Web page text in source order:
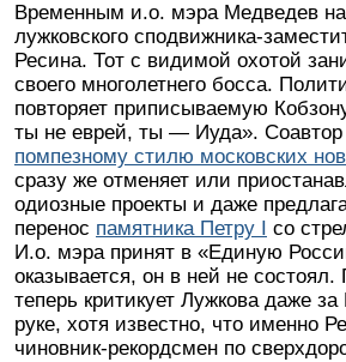
Временным и.о. мэра Медведев
лужковского сподвижника-
Ресина. Тот с видимой охотой
своего многолетнего босса.
повторяет приписываемую
ты не еврей, ты — Иуда». Соавтор
помпезному стилю московских
сразу же отменяет или
одиозные проекты и даже
перенос памятника Петру I со
И.о. мэра принят в «Единую
оказывается, он в ней не состоял.
теперь критикует Лужкова даже
руке, хотя известно, что именно
чиновник-рекордсмен по